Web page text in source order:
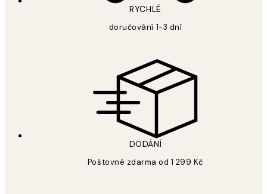
RYCHLÉ
doručování 1-3 dní
DODÁNÍ
Poštovné zdarma od 1 299 Kč